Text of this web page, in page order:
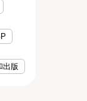
出版